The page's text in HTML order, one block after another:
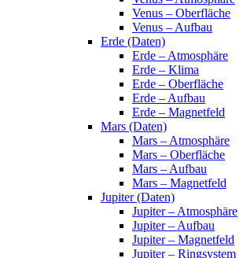
Venus – Oberfläche
Venus – Aufbau
Erde (Daten)
Erde – Atmosphäre
Erde – Klima
Erde – Oberfläche
Erde – Aufbau
Erde – Magnetfeld
Mars (Daten)
Mars – Atmosphäre
Mars – Oberfläche
Mars – Aufbau
Mars – Magnetfeld
Jupiter (Daten)
Jupiter – Atmosphäre
Jupiter – Aufbau
Jupiter – Magnetfeld
Jupiter – Ringsystem